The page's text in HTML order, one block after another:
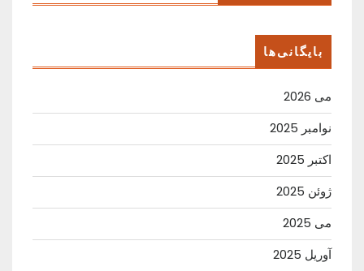
بایگانی‌ها
می 2026
نوامبر 2025
اکتبر 2025
ژوئن 2025
می 2025
آوریل 2025